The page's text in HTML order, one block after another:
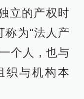
立的产权时
称为“法人产
个人，也与
织与机构本